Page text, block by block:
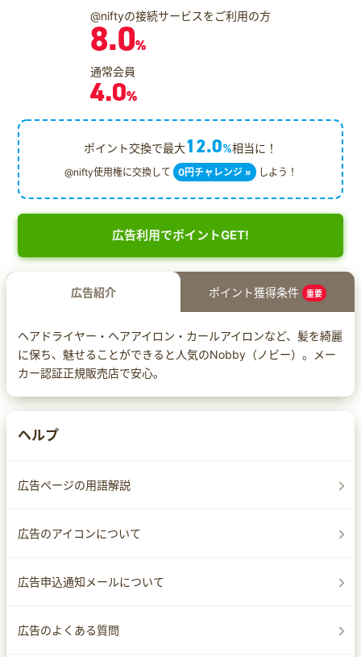
@niftyの接続サービスをご利用の方
8.0%
通常会員
4.0%
ポイント交換で最大12.0%相当に！
@nifty使用権に交換して 0円チャレンジ » しよう！
広告利用でポイントGET!
広告紹介 ポイント獲得条件 重要
ヘアドライヤー・ヘアアイロン・カールアイロンなど、髪を綺麗
に保ち、魅せることができると人気のNobby（ノビー）。メー
カー認証正規販売店で安心。
ヘルプ
広告ページの用語解説
広告のアイコンについて
広告申込通知メールについて
広告のよくある質問